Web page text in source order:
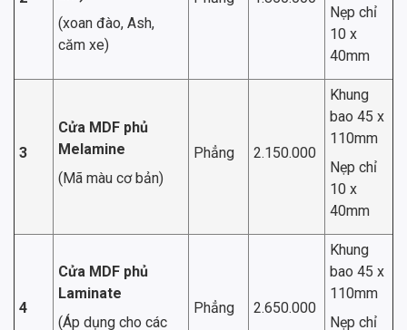
(xoan đào, Ash,
căm xe)
Nẹp chỉ
10 x
40mm
3
Cửa MDF phủ
Melamine
(Mã màu cơ bản)
Phẳng 2.150.000
Khung
bao 45 x
110mm
Nẹp chỉ
10 x
40mm
4
Cửa MDF phủ
Laminate
(Áp dụng cho các
Phẳng 2.650.000
Khung
bao 45 x
110mm
Nẹp chỉ